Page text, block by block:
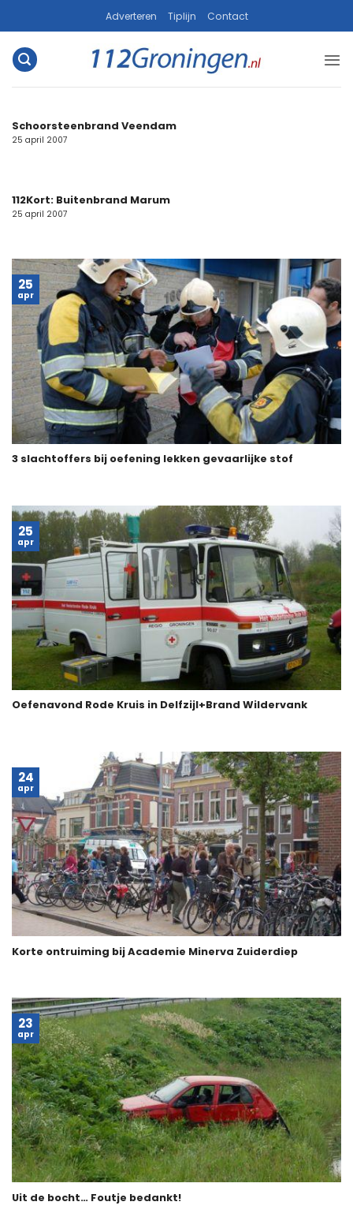
naar
inhoud
Adverteren Tiplijn Contact
Schoorsteenbrand Veendam
25 april 2007
112Kort: Buitenbrand Marum
25 april 2007
3 slachtoffers bij oefening lekken gevaarlijke stof
25
apr
Oefenavond Rode Kruis in Delfzijl+Brand Wildervank
25
apr
Korte ontruiming bij Academie Minerva Zuiderdiep
24
apr
Uit de bocht… Foutje bedankt!
23
apr